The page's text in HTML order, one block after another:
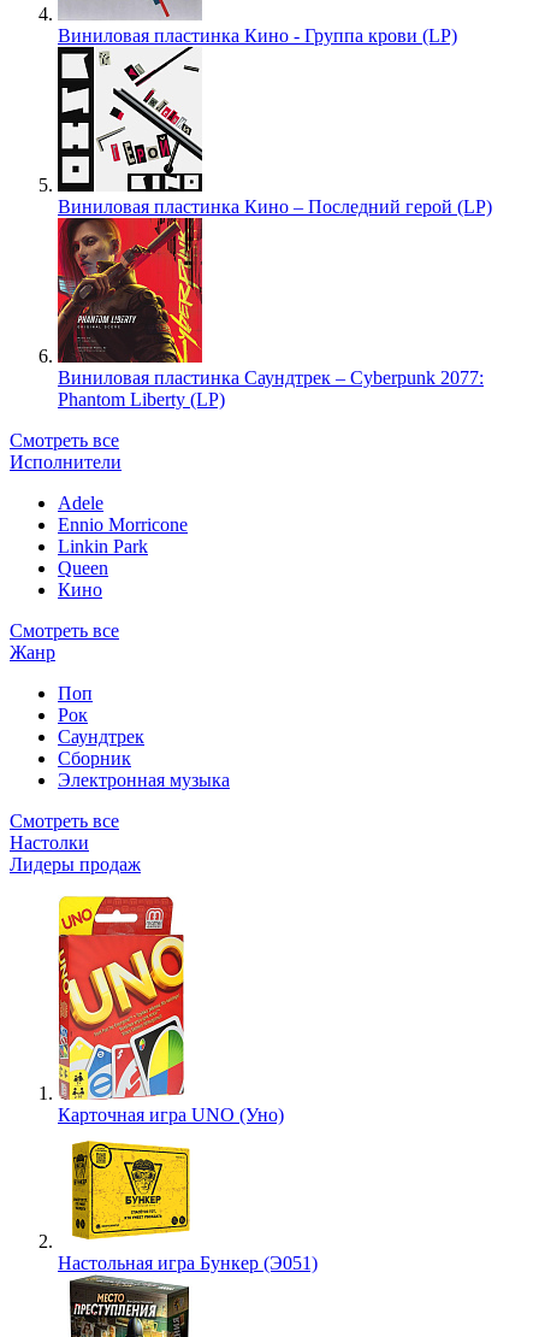
Виниловая пластинка Кино - Группа крови (LP)
Виниловая пластинка Кино – Последний герой (LP)
Виниловая пластинка Саундтрек – Cyberpunk 2077:
Phantom Liberty (LP)
Смотреть все
Исполнители
Adele
Ennio Morricone
Linkin Park
Queen
Кино
Смотреть все
Жанр
Поп
Рок
Саундтрек
Сборник
Электронная музыка
Смотреть все
Настолки
Лидеры продаж
Карточная игра UNO (Уно)
Настольная игра Бункер (Э051)